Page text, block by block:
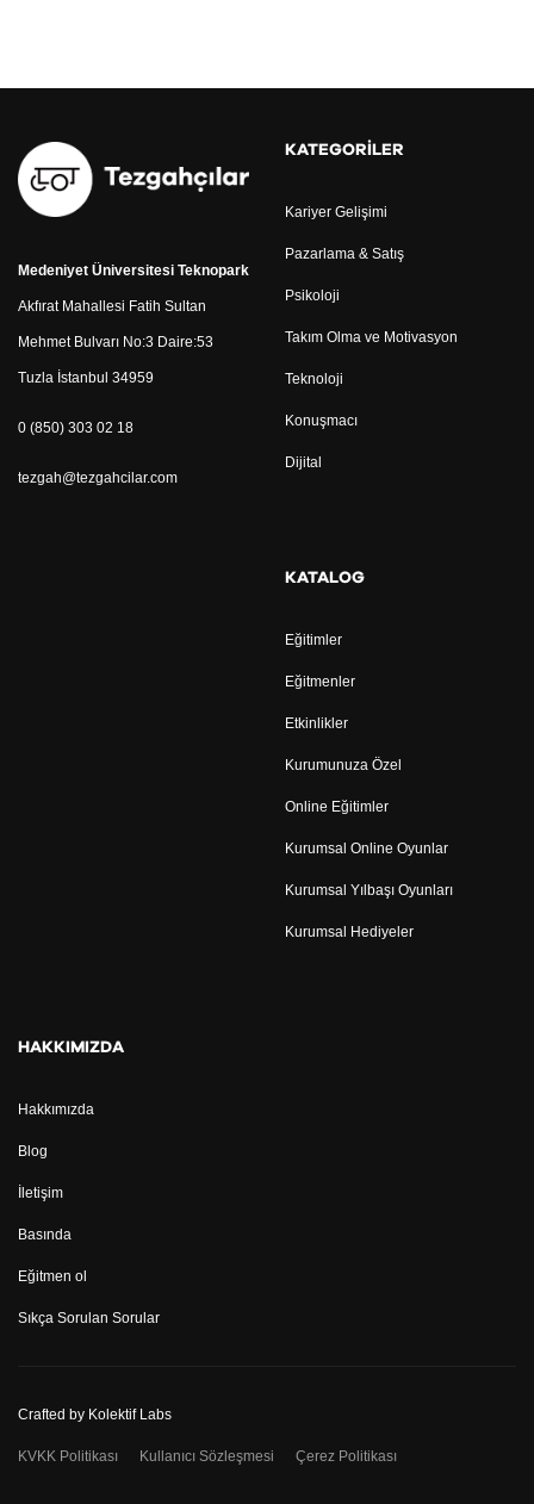
Medeniyet Üniversitesi Teknopark
Akfırat Mahallesi Fatih Sultan
Mehmet Bulvarı No:3 Daire:53
Tuzla İstanbul 34959
0 (850) 303 02 18
tezgah@tezgahcilar.com
KATEGORILER
Kariyer Gelişimi
Pazarlama & Satış
Psikoloji
Takım Olma ve Motivasyon
Teknoloji
Konuşmacı
Dijital
KATALOG
Eğitimler
Eğitmenler
Etkinlikler
Kurumunuza Özel
Online Eğitimler
Kurumsal Online Oyunlar
Kurumsal Yılbaşı Oyunları
Kurumsal Hediyeler
HAKKIMIZDA
Hakkımızda
Blog
İletişim
Basında
Eğitmen ol
Sıkça Sorulan Sorular
Crafted by Kolektif Labs
KVKK Politikası Kullanıcı Sözleşmesi Çerez Politikası